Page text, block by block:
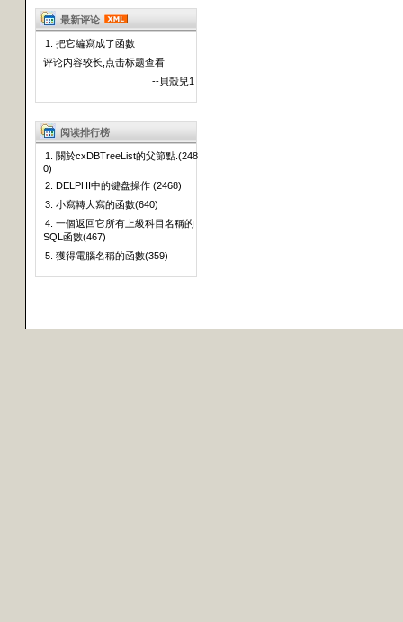
最新评论
1. 把它編寫成了函數
评论内容较长,点击标题查看
--貝殼兒1
阅读排行榜
1. 關於cxDBTreeList的父節點.(248
0)
2. DELPHI中的键盘操作 (2468)
3. 小寫轉大寫的函數(640)
4. 一個返回它所有上級科目名稱的
SQL函數(467)
5. 獲得電腦名稱的函數(359)